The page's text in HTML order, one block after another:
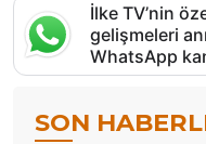
İlke TV’nin
gelişmeleri
WhatsApp
SON